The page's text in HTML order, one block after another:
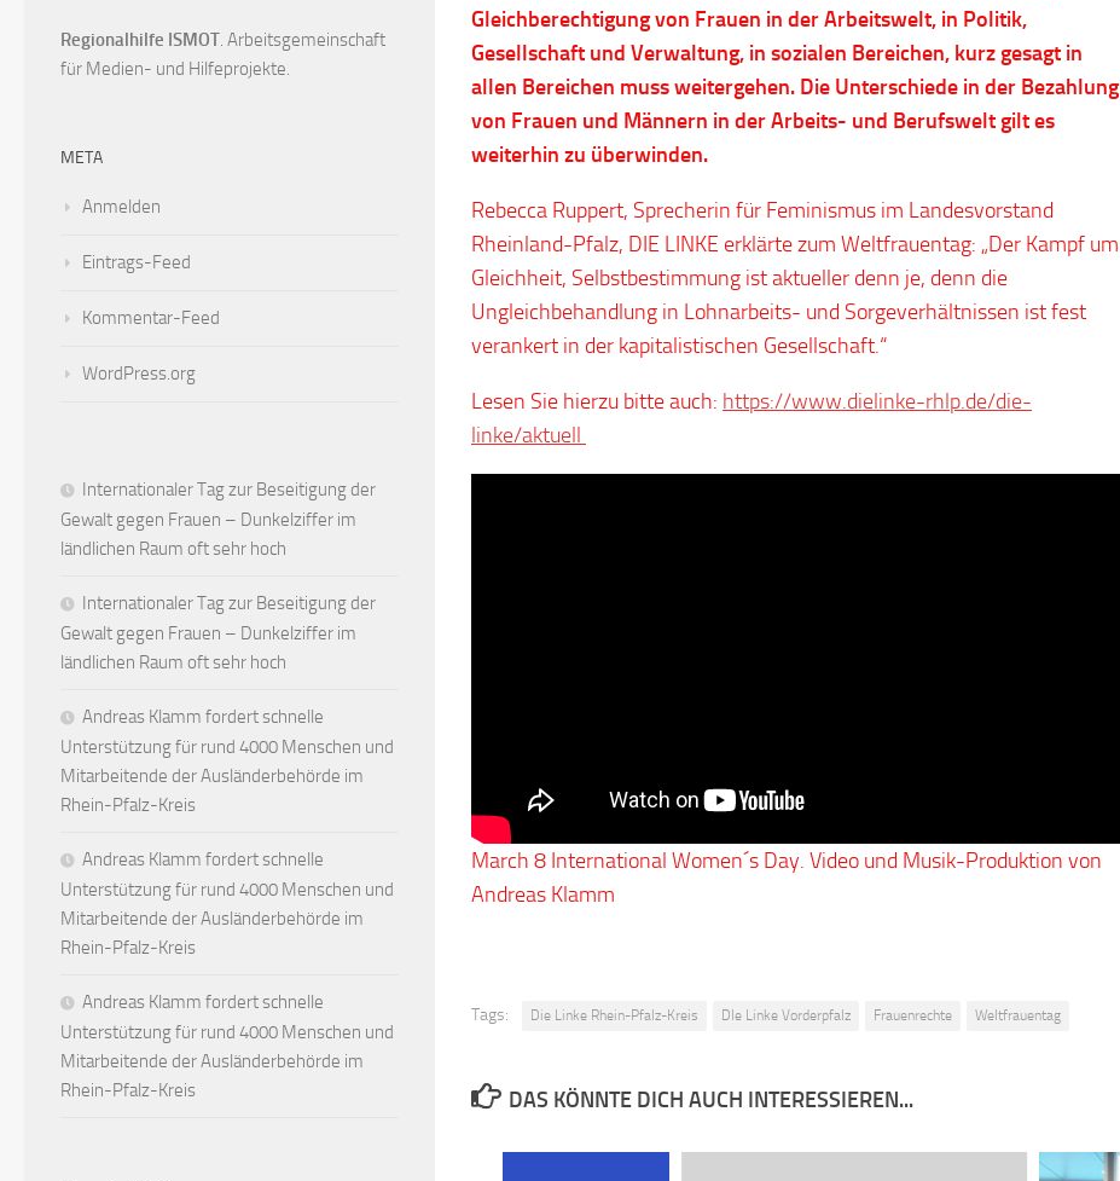
Gleichberechtigung von Frauen in der Arbeitswelt, in Politik,
Gesellschaft und Verwaltung, in sozialen Bereichen, kurz gesagt in
allen Bereichen muss weitergehen. Die Unterschiede in der Bezahlung
von Frauen und Männern in der Arbeits- und Berufswelt gilt es
weiterhin zu überwinden.
Rebecca Ruppert, Sprecherin für Feminismus im Landesvorstand
Rheinland-Pfalz, DIE LINKE erklärte zum Weltfrauentag: „Der Kampf um
Gleichheit, Selbstbestimmung ist aktueller denn je, denn die
Ungleichbehandlung in Lohnarbeits- und Sorgeverhältnissen ist fest
verankert in der kapitalistischen Gesellschaft.“
Lesen Sie hierzu bitte auch: https://www.dielinke-rhlp.de/die-
linke/aktuell
March 8 International Women´s Day. Video und Musik-Produktion von
Andreas Klamm
Tags: Die Linke Rhein-Pfalz-Kreis DIe Linke Vorderpfalz Frauenrechte Weltfrauentag
DAS KÖNNTE DICH AUCH INTERESSIEREN...
Regionalhilfe ISMOT. Arbeitsgemeinschaft
für Medien- und Hilfeprojekte.
META
Anmelden
Eintrags-Feed
Kommentar-Feed
WordPress.org
Internationaler Tag zur Beseitigung der
Gewalt gegen Frauen – Dunkelziffer im
ländlichen Raum oft sehr hoch
Internationaler Tag zur Beseitigung der
Gewalt gegen Frauen – Dunkelziffer im
ländlichen Raum oft sehr hoch
Andreas Klamm fordert schnelle
Unterstützung für rund 4000 Menschen und
Mitarbeitende der Ausländerbehörde im
Rhein-Pfalz-Kreis
Andreas Klamm fordert schnelle
Unterstützung für rund 4000 Menschen und
Mitarbeitende der Ausländerbehörde im
Rhein-Pfalz-Kreis
Andreas Klamm fordert schnelle
Unterstützung für rund 4000 Menschen und
Mitarbeitende der Ausländerbehörde im
Rhein-Pfalz-Kreis